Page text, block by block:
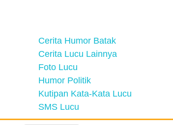
Cerita Humor Batak
Cerita Lucu Lainnya
Foto Lucu
Humor Politik
Kutipan Kata-Kata Lucu
SMS Lucu